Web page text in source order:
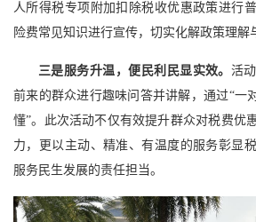
人所得税专项附加扣除税收优惠政策进行
险费常见知识进行宣传，切实化解政策理解
三是服务升温，便民利民显实效。 活
前来的群众进行趣味问答并讲解，通过“一
懂”。此次活动不仅有效提升群众对税费优
力，更以主动、精准、有温度的服务彰显
服务民生发展的责任担当。